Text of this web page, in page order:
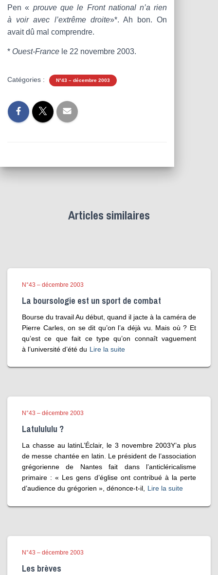
Pen « prouve que le Front national n’a rien
à voir avec l’extrême droite»*. Ah bon. On
avait dû mal comprendre.
* Ouest-France le 22 novembre 2003.
Catégories : N°43 – décembre 2003
Articles similaires
N°43 – décembre 2003
La boursologie est un sport de combat
Bourse du travail Au début, quand il jacte à la caméra de
Pierre Carles, on se dit qu’on l’a déjà vu. Mais où ? Et
qu’est ce que fait ce type qu’on connaît vaguement
à l’université d’été du Lire la suite
N°43 – décembre 2003
Latulululu ?
La chasse au latinL’Éclair, le 3 novembre 2003Y’a plus
de messe chantée en latin. Le président de l’association
grégorienne de Nantes fait dans l’anticléricalisme
primaire : « Les gens d’église ont contribué à la perte
d’audience du grégorien », dénonce-t-il, Lire la suite
N°43 – décembre 2003
Les brèves